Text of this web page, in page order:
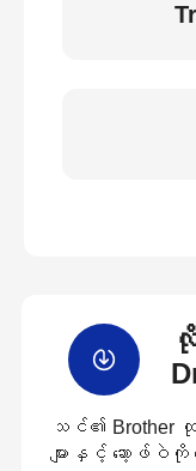
သင်၏ Brother ထု
များနှင့် ဆော့ဖ်ဝဲ